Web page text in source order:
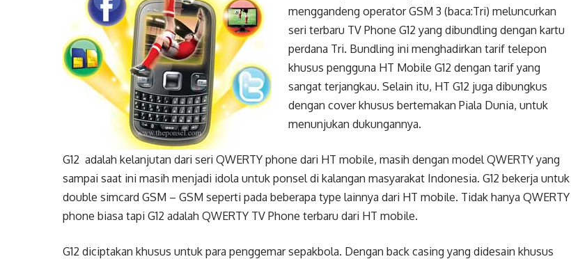
menggandeng operator GSM 3 (baca:Tri) meluncurkan
seri terbaru TV Phone G12 yang dibundling dengan kartu
perdana Tri. Bundling ini menghadirkan tarif telepon
khusus pengguna HT Mobile G12 dengan tarif yang
sangat terjangkau. Selain itu, HT G12 juga dibungkus
dengan cover khusus bertemakan Piala Dunia, untuk
menunjukan dukungannya.
G12 adalah kelanjutan dari seri QWERTY phone dari HT mobile, masih dengan model QWERTY yang
sampai saat ini masih menjadi idola untuk ponsel di kalangan masyarakat Indonesia. G12 bekerja untuk
double simcard GSM – GSM seperti pada beberapa type lainnya dari HT mobile. Tidak hanya QWERTY
phone biasa tapi G12 adalah QWERTY TV Phone terbaru dari HT mobile.
G12 diciptakan khusus untuk para penggemar sepakbola. Dengan back casing yang didesain khusus